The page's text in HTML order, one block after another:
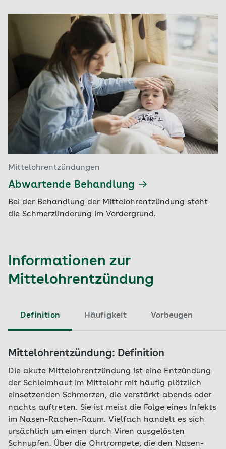
Mittelohrentzündungen
Abwartende Behandlung
Bei der Behandlung der Mittelohrentzündung steht
die Schmerzlinderung im Vordergrund.
Informationen zur
Mittelohrentzündung
Definition Häufigkeit Vorbeugen
Mittelohrentzündung: Definition
Die akute Mittelohrentzündung ist eine Entzündung
der Schleimhaut im Mittelohr mit häufig plötzlich
einsetzenden Schmerzen, die verstärkt abends oder
nachts auftreten. Sie ist meist die Folge eines Infekts
im Nasen-Rachen-Raum. Vielfach handelt es sich
ursächlich um einen durch Viren ausgelösten
Schnupfen. Über die Ohrtrompete, die den Nasen-